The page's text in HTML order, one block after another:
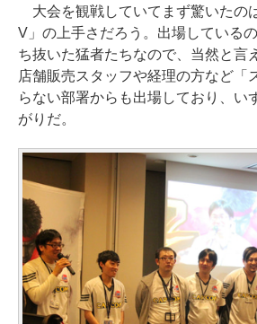
大会を観戦していてまず驚いたの
V」の上手さだろう。出場している
ち抜いた猛者たちなので、当然と言
店舗販売スタッフや経理の方など「
らない部署からも出場しており、い
がりだ。